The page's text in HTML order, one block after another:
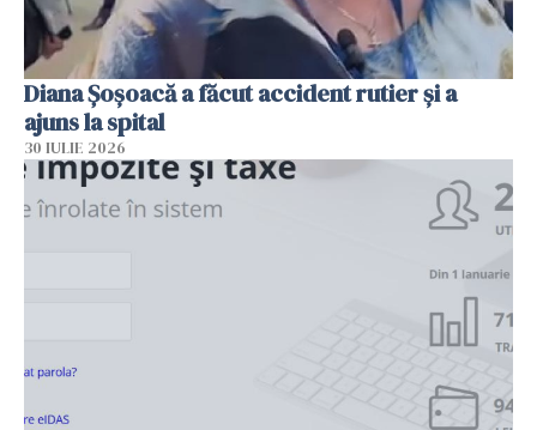
Diana Șoșoacă a făcut accident rutier și a
ajuns la spital
30 IULIE 2026